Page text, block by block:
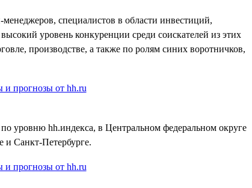
специалистов в области инвестиций,
уровень конкуренции среди соискателей из этих
производстве, а также по ролям синих воротничков,
уровню hh.индекса, в Центральном федеральном округе
и Санкт-Петербурге.